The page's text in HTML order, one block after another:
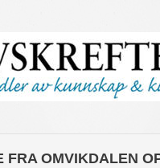
FRA OMVIKDALEN